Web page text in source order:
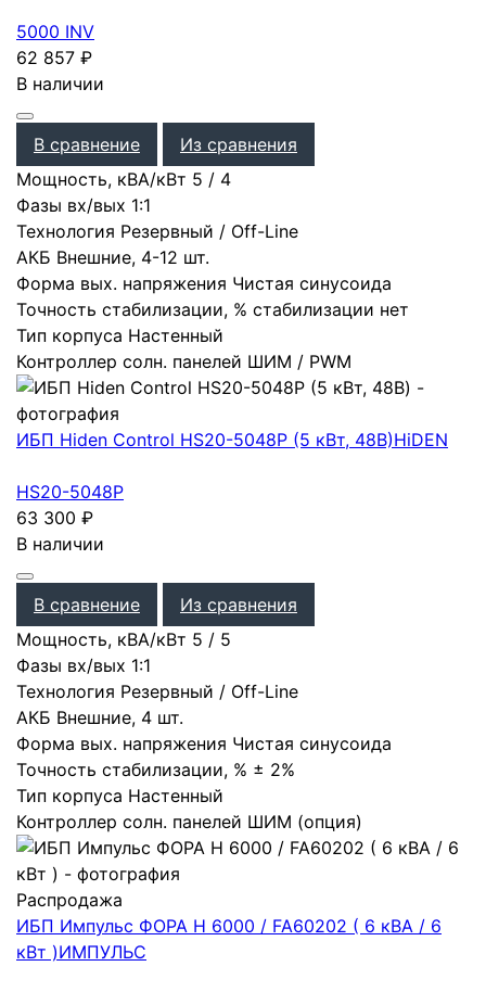
5000 INV
62 857 ₽
В наличии
В сравнение
Из сравнения
Мощность, кВА/кВт 5 / 4
Фазы вх/вых 1:1
Технология Резервный / Off-Line
АКБ Внешние, 4-12 шт.
Форма вых. напряжения Чистая синусоида
Точность стабилизации, % стабилизации нет
Тип корпуса Настенный
Контроллер солн. панелей ШИМ / PWM
ИБП Hiden Control HS20-5048P (5 кВт, 48В)HiDEN
HS20-5048P
63 300 ₽
В наличии
В сравнение
Из сравнения
Мощность, кВА/кВт 5 / 5
Фазы вх/вых 1:1
Технология Резервный / Off-Line
АКБ Внешние, 4 шт.
Форма вых. напряжения Чистая синусоида
Точность стабилизации, % ± 2%
Тип корпуса Настенный
Контроллер солн. панелей ШИМ (опция)
Распродажа
ИБП Импульс ФОРА Н 6000 / FA60202 ( 6 кВА / 6
кВт )ИМПУЛЬС